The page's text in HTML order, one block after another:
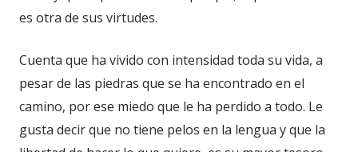
es otra de sus virtudes.
Cuenta que ha vivido con intensidad toda su vida, a
pesar de las piedras que se ha encontrado en el
camino, por ese miedo que le ha perdido a todo. Le
gusta decir que no tiene pelos en la lengua y que la